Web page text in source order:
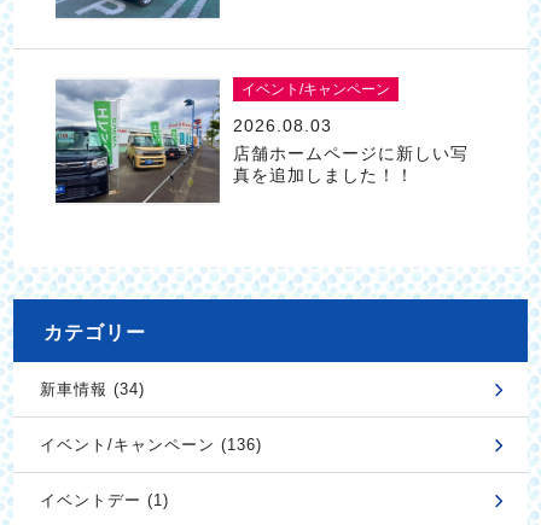
イベント/キャンペーン
2026.08.03
店舗ホームページに新しい写
真を追加しました！！
カテゴリー
新車情報 (34)
イベント/キャンペーン (136)
イベントデー (1)